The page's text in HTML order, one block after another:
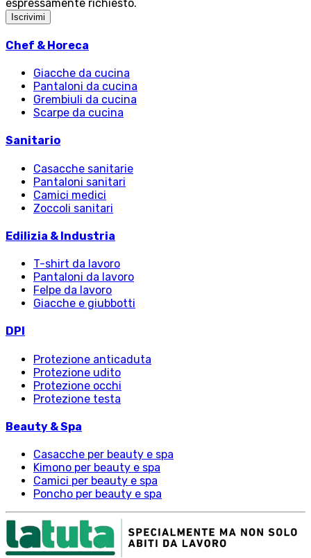
espressamente richiesto.
Iscrivimi
Chef & Horeca
Giacche da cucina
Pantaloni da cucina
Grembiuli da cucina
Scarpe da cucina
Sanitario
Casacche sanitarie
Pantaloni sanitari
Camici medici
Zoccoli sanitari
Edilizia & Industria
T-shirt da lavoro
Pantaloni da lavoro
Felpe da lavoro
Giacche e giubbotti
DPI
Protezione anticaduta
Protezione udito
Protezione occhi
Protezione testa
Beauty & Spa
Casacche per beauty e spa
Kimono per beauty e spa
Camici per beauty e spa
Poncho per beauty e spa